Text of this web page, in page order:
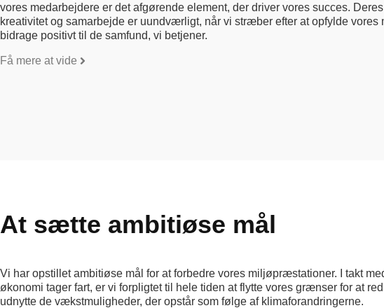
vores medarbejdere er det afgørende element, der driver vores succes.
kreativitet og samarbejde er uundværligt, når vi stræber efter at opfylde vores
bidrage positivt til de samfund, vi betjener.
Få mere at vide
At sætte ambitiøse mål
Vi har opstillet ambitiøse mål for at forbedre vores miljøpræstationer. I takt
økonomi tager fart, er vi forpligtet til hele tiden at flytte vores grænser for at
udnytte de vækstmuligheder, der opstår som følge af klimaforandringerne.